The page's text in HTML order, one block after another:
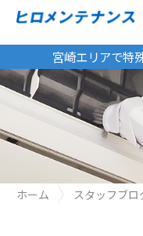
宮崎エリアで特
ホーム スタッフブロ